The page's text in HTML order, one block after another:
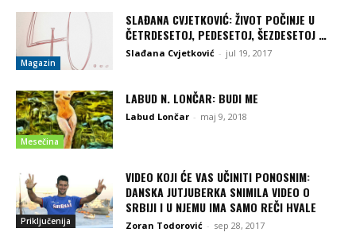
Magazin
SLAĐANA CVJETKOVIĆ: ŽIVOT POČINJE U
ČETRDESETOJ, PEDESETOJ, ŠEZDESETOJ …
Slađana Cvjetković - jul 19, 2017
Mesečina
LABUD N. LONČAR: BUDI ME
Labud Lončar - maj 9, 2018
Priključenija
VIDEO KOJI ĆE VAS UČINITI PONOSNIM:
DANSKA JUTJUBERKA SNIMILA VIDEO O
SRBIJI I U NJEMU IMA SAMO REČI HVALE
Zoran Todorović - sep 28, 2017